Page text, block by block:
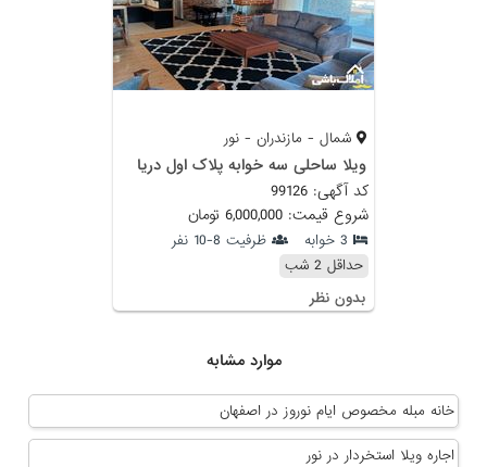
شمال - مازندران - نور
ویلا ساحلی سه خوابه پلاک اول دریا
کد آگهی: 99126
شروع قیمت: 6,000,000 تومان
3 خوابه
ظرفیت 8-10 نفر
حداقل 2 شب
بدون نظر
موارد مشابه
خانه مبله مخصوص ایام نوروز در اصفهان
اجاره ویلا استخردار در نور